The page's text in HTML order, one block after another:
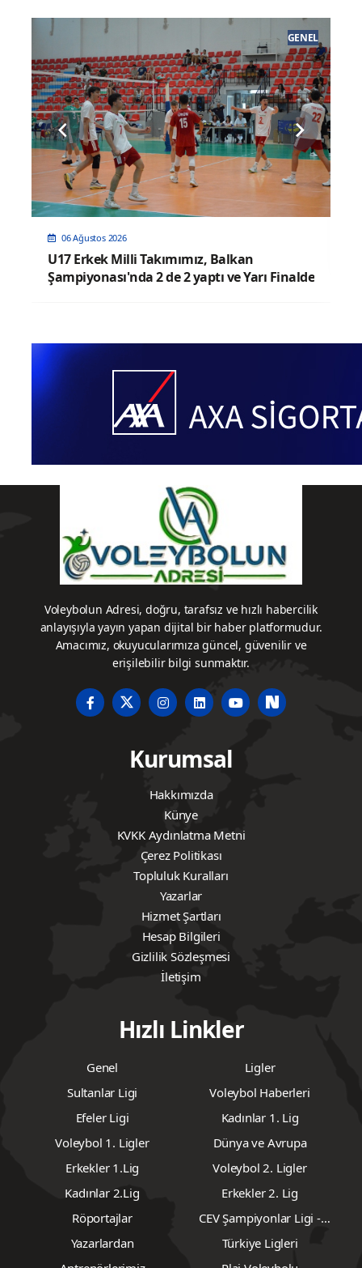
05 Ağustos 2026
U17 Kız Milli Takımımız, Dünya
Şampiyonası'nda Sahne Alıyor
VOLEYBOL HABERLERI
Voleybolun Adresi, doğru, tarafsız ve hızlı habercilik
anlayışıyla yayın yapan dijital bir haber platformudur.
Amacımız, okuyucularımıza güncel, güvenilir ve
erişilebilir bilgi sunmaktır.
Kurumsal
Hakkımızda
Künye
KVKK Aydınlatma Metni
Çerez Politikası
Topluluk Kuralları
Yazarlar
Hizmet Şartları
Hesap Bilgileri
Gizlilik Sözleşmesi
İletişim
Hızlı Linkler
Genel
Ligler
Sultanlar Ligi
Voleybol Haberleri
Efeler Ligi
Kadınlar 1. Lig
Voleybol 1. Ligler
Dünya ve Avrupa
Erkekler 1.Lig
Voleybol 2. Ligler
Kadınlar 2.Lig
Erkekler 2. Lig
Röportajlar
CEV Şampiyonlar Ligi -
Erkekler
Yazarlardan
Türkiye Ligleri